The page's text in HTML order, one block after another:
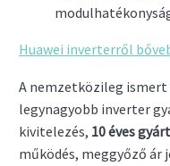
Huawei inverterről
A nemzetközileg ismert
legynagyobb inverter
kivitelezés, 10 éves
működés, meggyőző